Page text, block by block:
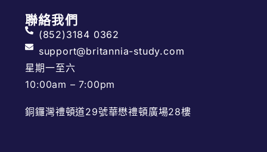
聯絡我們
(852)3184 0362
support@britannia-study.com
星期一至六
10:00am – 7:00pm
銅鑼灣禮頓道29號華懋禮頓廣場28樓